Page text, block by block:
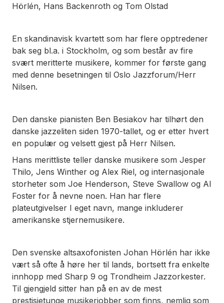
Hörlén, Hans Backenroth og Tom Olstad
En skandinavisk kvartett som har flere opptredener
bak seg bl.a. i Stockholm, og som består av fire
svært meritterte musikere, kommer for første gang
med denne besetningen til Oslo Jazzforum/Herr
Nilsen.
Den danske pianisten Ben Besiakov har tilhørt den
danske jazzeliten siden 1970-tallet, og er etter hvert
en populær og velsett gjest på Herr Nilsen.
Hans merittliste teller danske musikere som Jesper
Thilo, Jens Winther og Alex Riel, og internasjonale
storheter som Joe Henderson, Steve Swallow og Al
Foster for å nevne noen. Han har flere
plateutgivelser I eget navn, mange inkluderer
amerikanske stjernemusikere.
Den svenske altsaxofonisten Johan Hörlén har ikke
vært så ofte å høre her til lands, bortsett fra enkelte
innhopp med Sharp 9 og Trondheim Jazzorkester.
Til gjengjeld sitter han på en av de mest
prestisjetunge musikerjobber som finns, nemlig som